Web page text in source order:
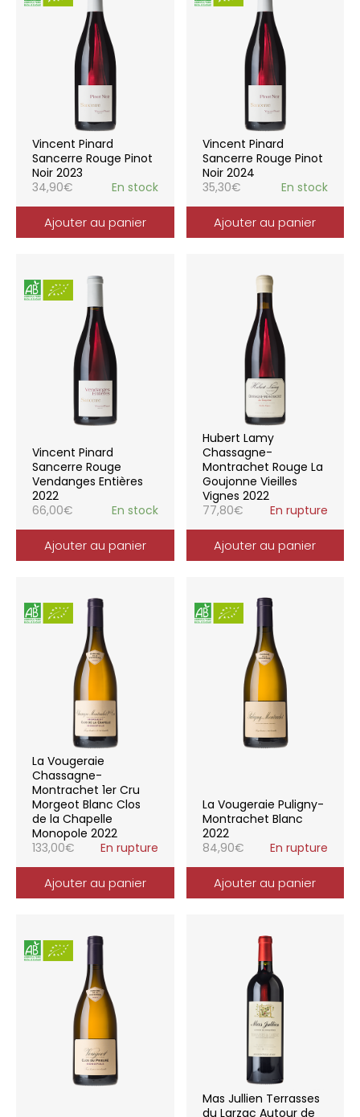
Vincent Pinard
Sancerre Rouge Pinot
Noir 2023
34,90€ En stock
Ajouter au panier
Vincent Pinard
Sancerre Rouge Pinot
Noir 2024
35,30€ En stock
Ajouter au panier
Vincent Pinard
Sancerre Rouge
Vendanges Entières
2022
66,00€ En stock
Ajouter au panier
Hubert Lamy
Chassagne-
Montrachet Rouge La
Goujonne Vieilles
Vignes 2022
77,80€ En rupture
Ajouter au panier
La Vougeraie
Chassagne-
Montrachet 1er Cru
Morgeot Blanc Clos
de la Chapelle
Monopole 2022
133,00€ En rupture
Ajouter au panier
La Vougeraie Puligny-
Montrachet Blanc
2022
84,90€ En rupture
Ajouter au panier
Mas Jullien Terrasses
du Larzac Autour de